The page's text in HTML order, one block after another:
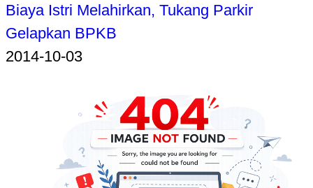
Biaya Istri Melahirkan, Tukang Parkir
Gelapkan BPKB
2014-10-03